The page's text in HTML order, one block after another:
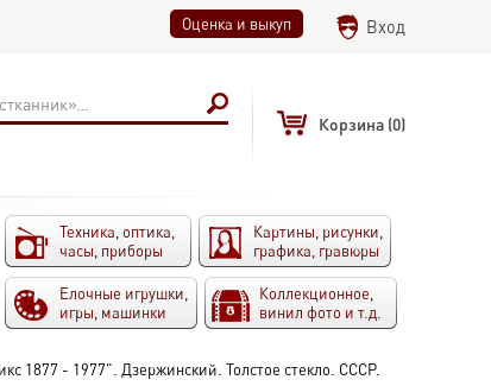
Оценка и выкуп Вход
Корзина (0)
Техника, оптика,
часы, приборы
Картины, рисунки,
графика, гравюры
Елочные игрушки,
игры, машинки
Коллекционное,
винил фото и т.д.
1877 - 1977". Дзержинский. Толстое стекло. СССР.